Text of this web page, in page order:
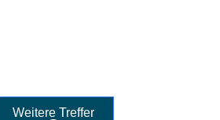
Weitere Treffer